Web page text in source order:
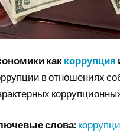
каккоррупция
в отношениях
слова: